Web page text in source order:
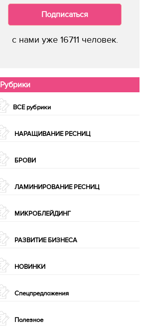
Подписаться
с нами уже 16711 человек.
Рубрики
ВСЕ рубрики
НАРАЩИВАНИЕ РЕСНИЦ
БРОВИ
ЛАМИНИРОВАНИЕ РЕСНИЦ
МИКРОБЛЕЙДИНГ
РАЗВИТИЕ БИЗНЕСА
НОВИНКИ
Спецпредложения
Полезное